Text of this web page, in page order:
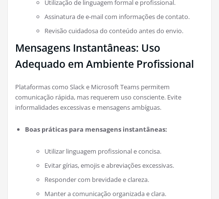
Utilização de linguagem formal e profissional.
Assinatura de e-mail com informações de contato.
Revisão cuidadosa do conteúdo antes do envio.
Mensagens Instantâneas: Uso
Adequado em Ambiente Profissional
Plataformas como Slack e Microsoft Teams permitem
comunicação rápida, mas requerem uso consciente. Evite
informalidades excessivas e mensagens ambíguas.
Boas práticas para mensagens instantâneas:
Utilizar linguagem profissional e concisa.
Evitar gírias, emojis e abreviações excessivas.
Responder com brevidade e clareza.
Manter a comunicação organizada e clara.